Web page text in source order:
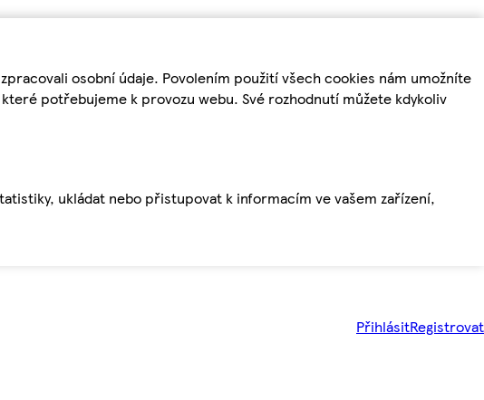
osobní údaje. Povolením použití všech cookies nám umožníte
potřebujeme k provozu webu. Své rozhodnutí můžete kdykoliv
ukládat nebo přistupovat k informacím ve vašem zařízení,
PřihlásitRegistrovat